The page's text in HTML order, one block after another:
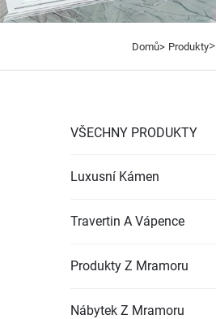
Domů> Produkty>
VŠECHNY PRODUKTY
Luxusní Kámen
Travertin A Vápence
Produkty Z Mramoru
Nábytek Z Mramoru